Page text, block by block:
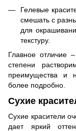
Гелевые
смешать с
для
текстуру.
Главное отличие
степени
преимущества и
более подробно.
Сухие
Сухие красители
дает яркий